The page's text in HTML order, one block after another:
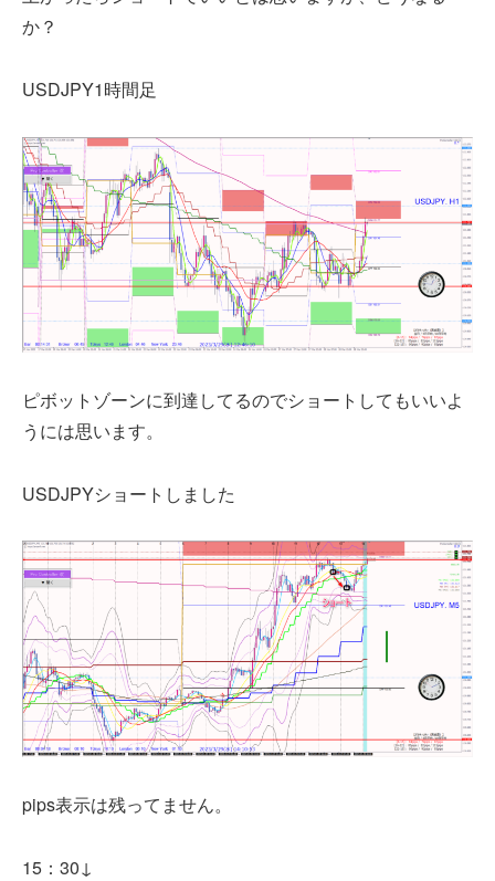
か？
USDJPY1時間足
ピボットゾーンに到達してるのでショートしてもいいよ
うには思います。
USDJPYショートしました
pips表示は残ってません。
15：30↓